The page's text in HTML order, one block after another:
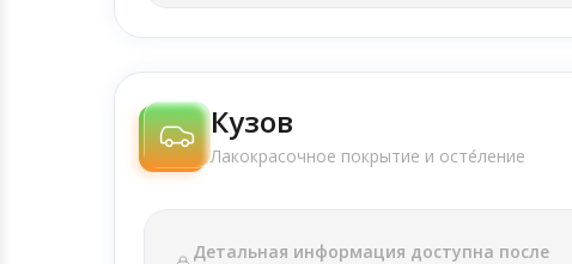
Кузов
Лакокрасочное покрытие и осте́ление
Детальная информация доступна после